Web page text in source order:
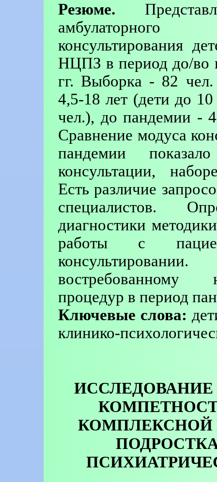
Резюме.
консультирования
НЦПЗ в период до/во
гг. Выборка - 82
4,5-18 лет (дети до
чел.), до пандемии -
Сравнение модуса
пандемии
консультации,
Есть различие
специалистов.
диагностики
работы с
востребованному
процедур в период
Ключевые слова:
клинико-
КОМПЛЕКСНОЙ